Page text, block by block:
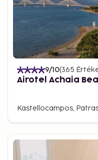
9/10(365
Airotel Achaia
Kastellocampos,